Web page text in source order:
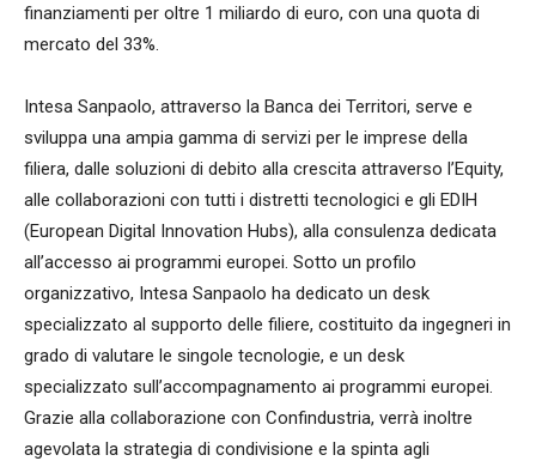
finanziamenti per oltre 1 miliardo di euro, con una quota di
mercato del 33%.
Intesa Sanpaolo, attraverso la Banca dei Territori, serve e
sviluppa una ampia gamma di servizi per le imprese della
filiera, dalle soluzioni di debito alla crescita attraverso l’Equity,
alle collaborazioni con tutti i distretti tecnologici e gli EDIH
(European Digital Innovation Hubs), alla consulenza dedicata
all’accesso ai programmi europei. Sotto un profilo
organizzativo, Intesa Sanpaolo ha dedicato un desk
specializzato al supporto delle filiere, costituito da ingegneri in
grado di valutare le singole tecnologie, e un desk
specializzato sull’accompagnamento ai programmi europei.
Grazie alla collaborazione con Confindustria, verrà inoltre
agevolata la strategia di condivisione e la spinta agli